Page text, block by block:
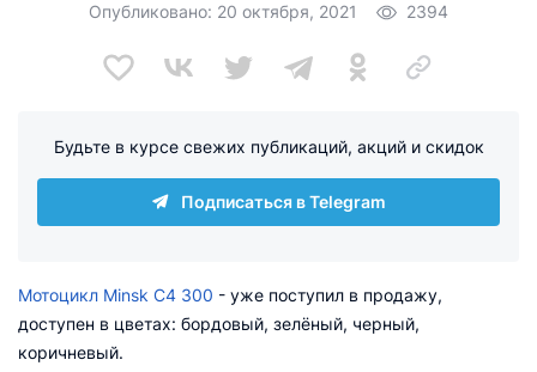
Опубликовано: 20 октября, 2021 2394
Будьте в курсе свежих публикаций, акций и скидок
Подписаться в Telegram
Мотоцикл Minsk C4 300 - уже поступил в продажу,
доступен в цветах: бордовый, зелёный, черный,
коричневый.